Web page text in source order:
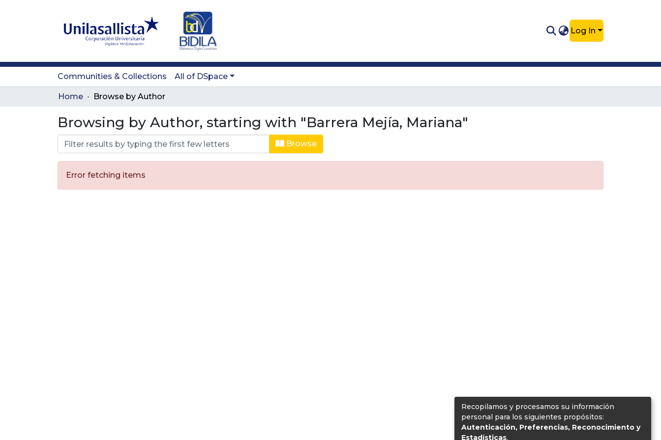
Log In
Communities & Collections All of DSpace
Home Browse by Author
Browsing by Author, starting with "Barrera Mejía, Mariana"
Browse
Error fetching items
Recopilamos y procesamos su información
personal para los siguientes propósitos:
Autenticación, Preferencias, Reconocimiento y
Estadísticas.